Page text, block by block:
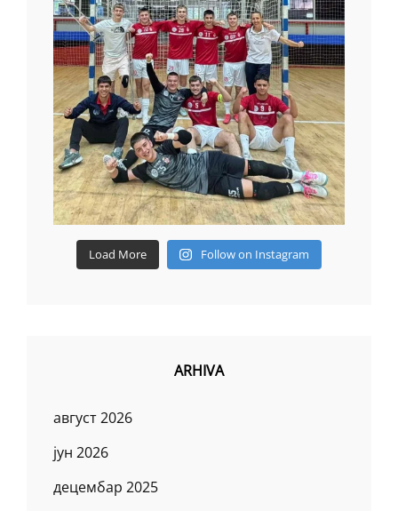
Load More Follow on Instagram
ARHIVA
август 2026
јун 2026
децембар 2025